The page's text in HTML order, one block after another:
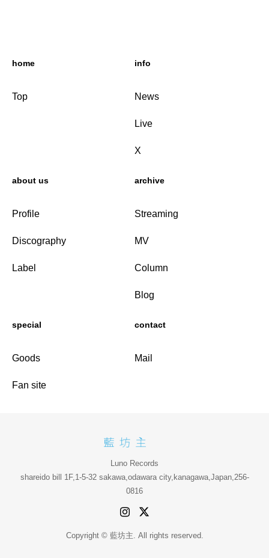
home
Top
info
News
Live
X
about us
Profile
Discography
Label
archive
Streaming
MV
Column
Blog
special
Goods
Fan site
contact
Mail
Luno Records
shareido bill 1F,1-5-32 sakawa,odawara city,kanagawa,Japan,256-
0816
Copyright © 藍坊主. All rights reserved.